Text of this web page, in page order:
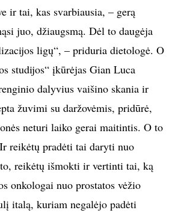
PRENUMERUOK
NAUJIENLAIŠKĮ
portalą,
ir tai, kas svarbiausia, – gerą
juo, džiaugsmą. Dėl to daugėja
ligų“, – priduria dietologė. O
studijos“ įkūrėjas Gian Luca
dalyvius vaišino skania ir
žuvimi su daržovėmis, pridūrė,
neturi laiko gerai maitintis. O to
reikėtų pradėti tai daryti nuo
reikėtų išmokti ir vertinti tai, ką
onkologai nuo prostatos vėžio
italą, kuriam negalėjo padėti